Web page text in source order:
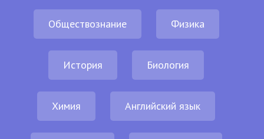
Обществознание Физика
История Биология
Химия Английский язык